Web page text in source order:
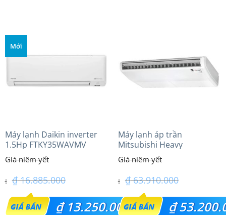
₫ 59.900.000.
₫ 76.200.000.
Mới
Máy lạnh Daikin inverter
1.5Hp FTKY35WAVMV
₫16.885.000
Giá
gốc
₫13.250.000
Máy lạnh áp trần
Mitsubishi Heavy
FDE125VG (5.0Hp) Cao cấp
– 1 Pha
₫63.910.000
Giá
gốc
₫